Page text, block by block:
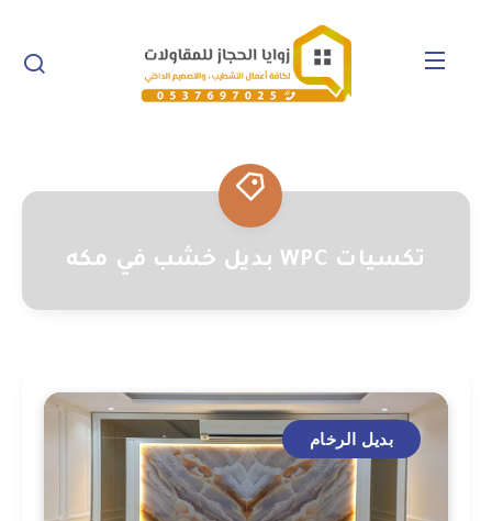
تكسيات WPC بديل خشب في مكه
بديل الرخام